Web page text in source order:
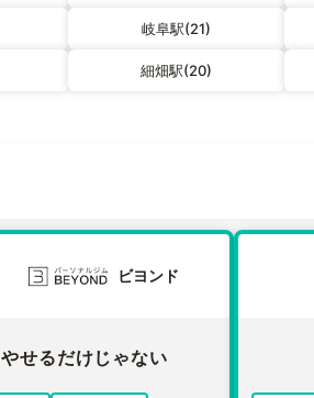
岐阜駅(21)
細畑駅(20)
ビヨンド
やせるだけじゃない